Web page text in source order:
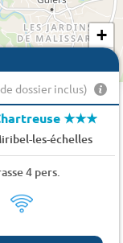
+
dossier inclus)
★★★
les-échelles
4 pers.